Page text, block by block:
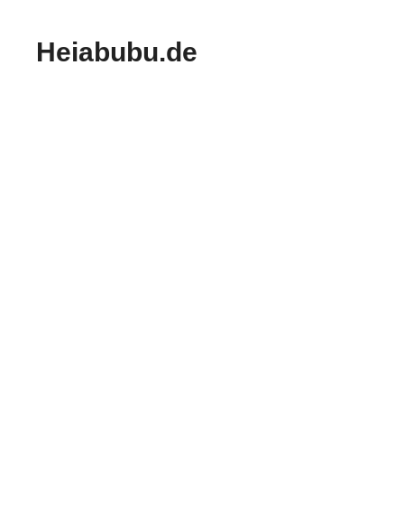
springenHeiabubu.de